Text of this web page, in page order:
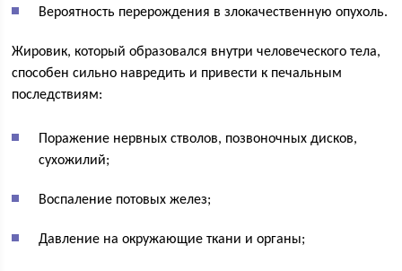
Вероятность перерождения в злокачественную опухоль.
Жировик, который образовался внутри человеческого тела,
способен сильно навредить и привести к печальным
последствиям:
Поражение нервных стволов, позвоночных дисков,
сухожилий;
Воспаление потовых желез;
Давление на окружающие ткани и органы;